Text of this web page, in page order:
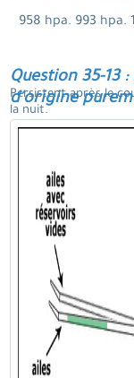
958 hpa. 993 hpa.
Question 35-13
d'origine
Persistent après le
la nuit.